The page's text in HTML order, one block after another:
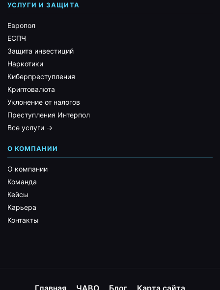
УСЛУГИ И ЗАЩИТА
Европол
ЕСПЧ
Защита инвестиций
Наркотики
Киберпреступления
Криптовалюта
Уклонение от налогов
Преступления Интерпол
Все услуги →
О КОМПАНИИ
О компании
Команда
Кейсы
Карьера
Контакты
Главная ЧАВО Блог Карта сайта